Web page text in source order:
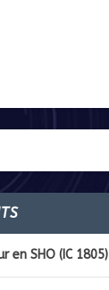
en SHO (IC 1805)